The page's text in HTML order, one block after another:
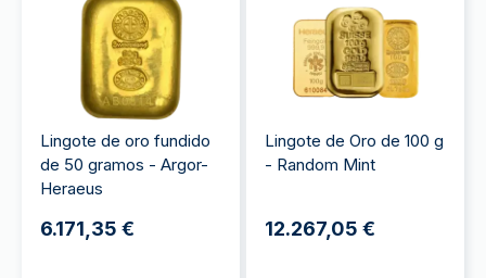
Lingote de oro fundido
de 50 gramos - Argor-
Heraeus
6.171,35 €
Lingote de Oro de 100 g
- Random Mint
12.267,05 €